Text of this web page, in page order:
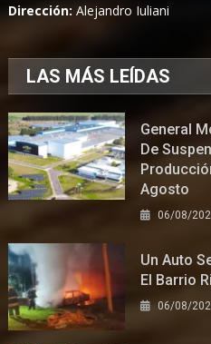
Dirección:Alejandro Iuliani
LAS MÁS LEÍDAS
General
De
Agosto
06/08/
Un Auto
El Barrio
06/08/